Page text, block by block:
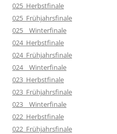
025_Herbstfinale
025_Frühjahrsfinale
025__Winterfinale
024_Herbstfinale
024_Frühjahrsfinale
024__Winterfinale
023_Herbstfinale
023_Frühjahrsfinale
023__Winterfinale
022_Herbstfinale
022_Frühjahrsfinale